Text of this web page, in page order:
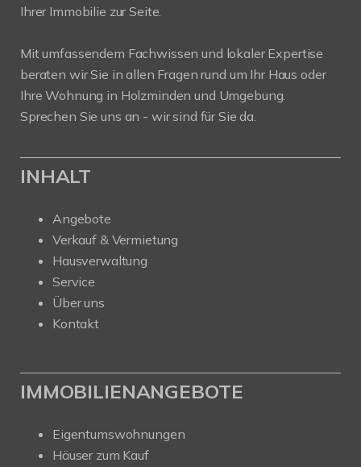
Ihrer Immobilie zur Seite.
Mit umfassendem Fachwissen und lokaler Expertise
beraten wir Sie in allen Fragen rund um Ihr Haus oder
Ihre Wohnung in Holzminden und Umgebung.
Sprechen Sie uns an - wir sind für Sie da.
INHALT
Angebote
Verkauf & Vermietung
Hausverwaltung
Service
Über uns
Kontakt
IMMOBILIENANGEBOTE
Eigentumswohnungen
Häuser zum Kauf